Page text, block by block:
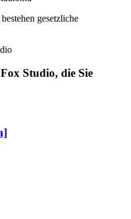
gesetzliche
Studio, die Sie